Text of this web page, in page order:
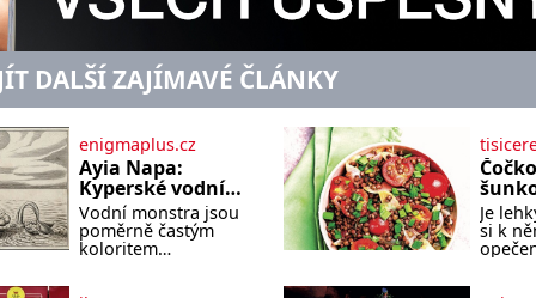
DALŠÍ ZAJÍMAVÉ ČLÁNKY
enigmaplus.cz
Ayia Napa:
Kyperské vodní
monstrum s
mírumilovnou
povahou
Vodní monstra jsou
poměrně častým
koloritem
Je
si k